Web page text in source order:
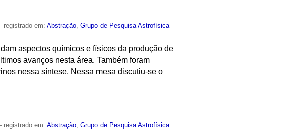
em:Abstração ,Grupo de Pesquisa Astrofísica
aspectos químicos e físicos da produção de
avanços nesta área. Também foram
nessa síntese. Nessa mesa discutiu-se o
em:Abstração,Grupo de Pesquisa Astrofísica